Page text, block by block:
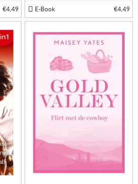
€4,49 E-Book €4,49